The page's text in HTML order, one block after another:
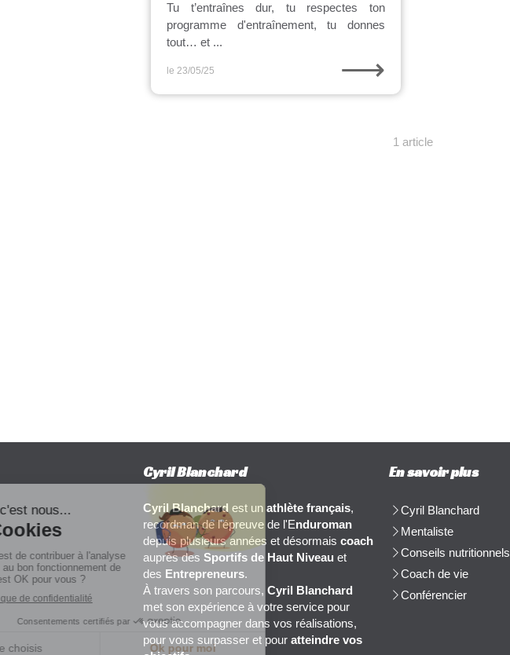
Tu t’entraînes dur, tu respectes ton
programme d'entraînement, tu donnes
tout… et ...
le 23/05/25 ⟶
1 article
Cyril Blanchard
Cyril Blanchard est un athlète français,
recordman de l'épreuve de l'Enduroman
depuis plusieurs années et désormais coach
auprès des Sportifs de Haut Niveau et
des Entrepreneurs.
À travers son parcours, Cyril Blanchard
met son expérience à votre service pour
vous accompagner dans vos réalisations,
pour vous surpasser et pour atteindre vos
En savoir plus
Cyril Blanchard
Mentaliste
Conseils nutritionnels
Coach de vie
Conférencier